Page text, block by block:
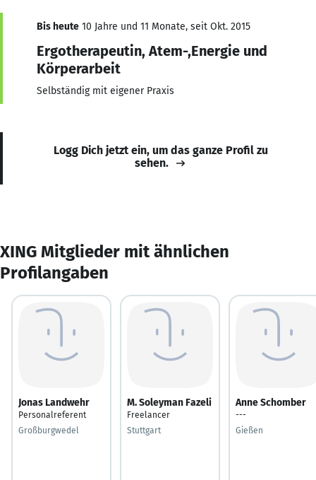
Bis heute 10 Jahre und 11 Monate, seit Okt. 2015
Ergotherapeutin, Atem-,Energie und
Körperarbeit
Selbständig mit eigener Praxis
Logg Dich jetzt ein, um das ganze Profil zu
sehen.
XING Mitglieder mit ähnlichen
Profilangaben
Jonas Landwehr
Personalreferent
Großburgwedel
M. Soleyman Fazeli
Freelancer
Stuttgart
Anne Schomber
---
Gießen